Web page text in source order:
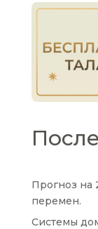
Прогноз на
перемен.
Системы